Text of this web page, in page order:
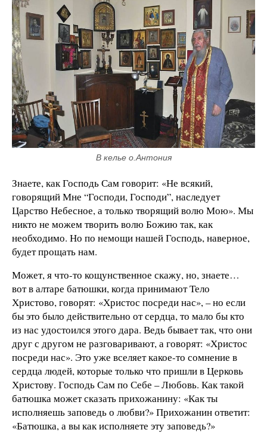
В келье о.Антония
Знаете, как Господь Сам говорит: «Не всякий,
говорящий Мне “Господи, Господи”, наследует
Царство Небесное, а только творящий волю Мою». Мы
никто не можем творить волю Божию так, как
необходимо. Но по немощи нашей Господь, наверное,
будет прощать нам.
Может, я что-то кощунственное скажу, но, знаете…
вот в алтаре батюшки, когда принимают Тело
Христово, говорят: «Христос посреди нас», – но если
бы это было действительно от сердца, то мало бы кто
из нас удостоился этого дара. Ведь бывает так, что они
друг с другом не разговаривают, а говорят: «Христос
посреди нас». Это уже вселяет какое-то сомнение в
сердца людей, которые только что пришли в Церковь
Христову. Господь Сам по Себе – Любовь. Как такой
батюшка может сказать прихожанину: «Как ты
исполняешь заповедь о любви?» Прихожанин ответит:
«Батюшка, а вы как исполняете эту заповедь?»